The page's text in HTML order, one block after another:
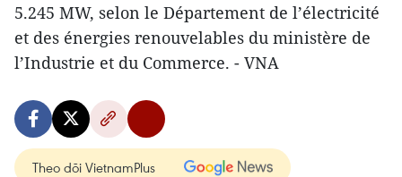
5.245 MW, selon le Département de l’électricité
et des énergies renouvelables du ministère de
l’Industrie et du Commerce. - VNA
Theo dõi VietnamPlus